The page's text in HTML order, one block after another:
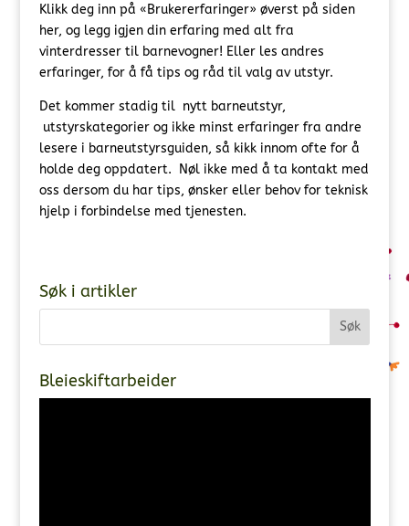
Klikk deg inn på «Brukererfaringer» øverst på siden
her, og legg igjen din erfaring med alt fra
vinterdresser til barnevogner! Eller les andres
erfaringer, for å få tips og råd til valg av utstyr.
Det kommer stadig til nytt barneutstyr,
utstyrskategorier og ikke minst erfaringer fra andre
lesere i barneutstyrsguiden, så kikk innom ofte for å
holde deg oppdatert. Nøl ikke med å ta kontakt med
oss dersom du har tips, ønsker eller behov for teknisk
hjelp i forbindelse med tjenesten.
Søk i artikler
Bleieskiftarbeider